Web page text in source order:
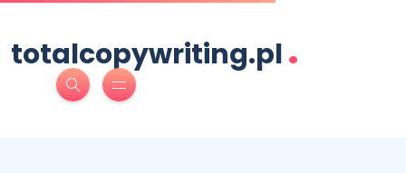
totalcopywriting.pl.